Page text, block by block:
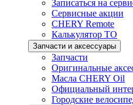
Записаться на
Сервисные акции
CHERY Remote
Калькулятор ТО
Запчасти и аксессуары
Запчасти
Оригинальные
Масла CHERY Oil
Официальный
Городские